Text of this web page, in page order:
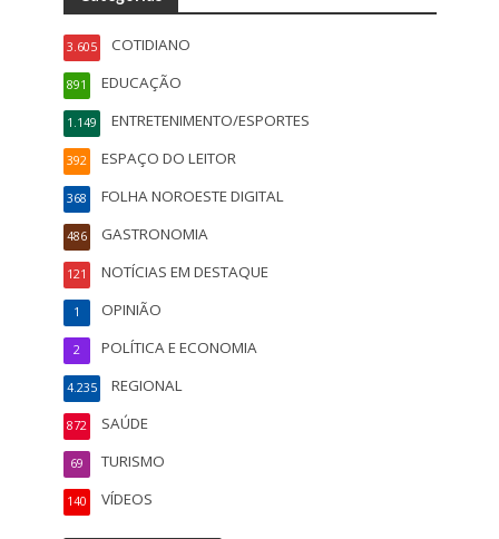
COTIDIANO
3.605
EDUCAÇÃO
891
ENTRETENIMENTO/ESPORTES
1.149
ESPAÇO DO LEITOR
392
FOLHA NOROESTE DIGITAL
368
GASTRONOMIA
486
NOTÍCIAS EM DESTAQUE
121
OPINIÃO
1
POLÍTICA E ECONOMIA
2
REGIONAL
4.235
SAÚDE
872
TURISMO
69
VÍDEOS
140